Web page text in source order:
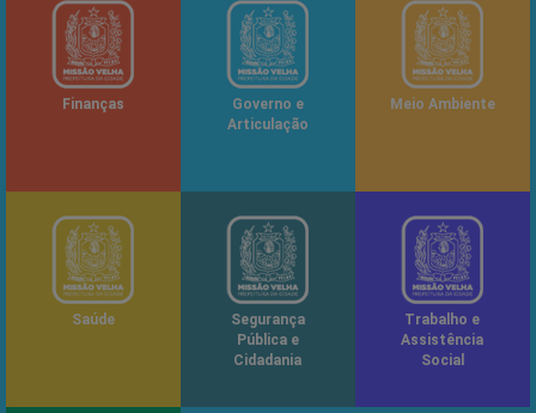
Finanças
Governo e
Articulação
Meio Ambiente
Saúde
Segurança
Pública e
Cidadania
Trabalho e
Assistência
Social